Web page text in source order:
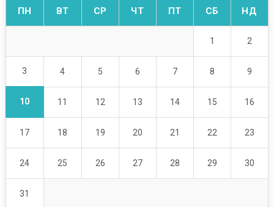
ПН ВТ СР ЧТ ПТ СБ НД
1 2
3 4 5 6 7 8 9
10 11 12 13 14 15 16
17 18 19 20 21 22 23
24 25 26 27 28 29 30
31